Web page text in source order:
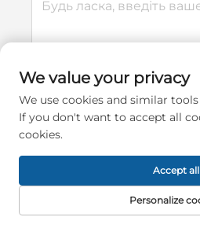
Тел. / WhatsApp / WeChat:
We value your privacy
We use cookies and similar
If you don't want to accept all
cookies.
Personalize
Accept all